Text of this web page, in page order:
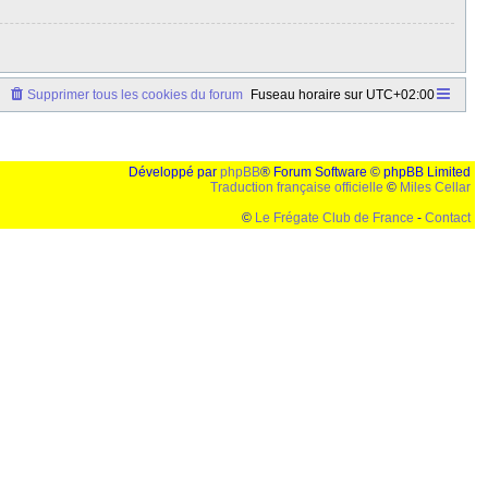
Fuseau horaire sur UTC+02:00
Supprimer tous les cookies du forum
Développé par phpBB® Forum Software © phpBB Limited
Traduction française officielle © Miles Cellar
© Le Frégate Club de France - Contact